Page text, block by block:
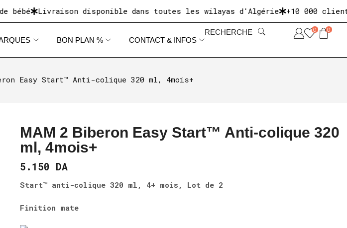
Livraison disponible dans toutes les wilayas d'Algérie +10 000 clients
BON PLAN % CONTACT & INFOS
RECHERCHE 0 0
Easy Start™ Anti-colique 320 ml, 4mois+
MAM 2 Biberon Easy Start™ Anti-colique 320
ml, 4mois+
5.150 DA
Start™ anti-colique 320 ml, 4+ mois, Lot de 2
Finition mate